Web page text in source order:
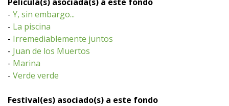
- Y, sin embargo...
- La piscina
- Irremediablemente juntos
- Juan de los Muertos
- Marina
- Verde verde
Festival(es) asociado(s) a este fondo